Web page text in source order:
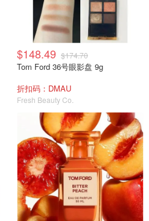
$148.49 $174.70
Tom Ford 36号眼影盘 9g
折扣码：DMAU
Fresh Beauty Co.